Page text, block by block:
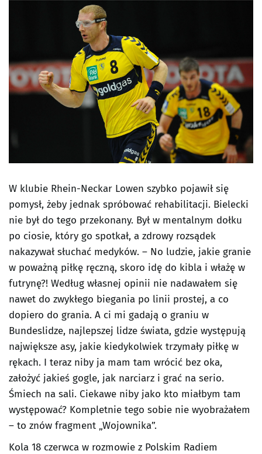
W klubie Rhein-Neckar Lowen szybko pojawił się
pomysł, żeby jednak spróbować rehabilitacji. Bielecki
nie był do tego przekonany. Był w mentalnym dołku
po ciosie, który go spotkał, a zdrowy rozsądek
nakazywał słuchać medyków. – No ludzie, jakie granie
w poważną piłkę ręczną, skoro idę do kibla i włażę w
futrynę?! Według własnej opinii nie nadawałem się
nawet do zwykłego biegania po linii prostej, a co
dopiero do grania. A ci mi gadają o graniu w
Bundeslidze, najlepszej lidze świata, gdzie występują
największe asy, jakie kiedykolwiek trzymały piłkę w
rękach. I teraz niby ja mam tam wrócić bez oka,
założyć jakieś gogle, jak narciarz i grać na serio.
Śmiech na sali. Ciekawe niby jako kto miałbym tam
występować? Kompletnie tego sobie nie wyobrażałem
– to znów fragment „Wojownika”.
Kola 18 czerwca w rozmowie z Polskim Radiem